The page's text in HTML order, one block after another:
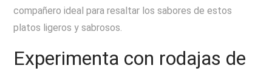
compañero ideal para resaltar los sabores de estos
platos ligeros y sabrosos.
Experimenta con rodajas de